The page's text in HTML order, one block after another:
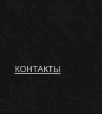
КОНТАКТЫ